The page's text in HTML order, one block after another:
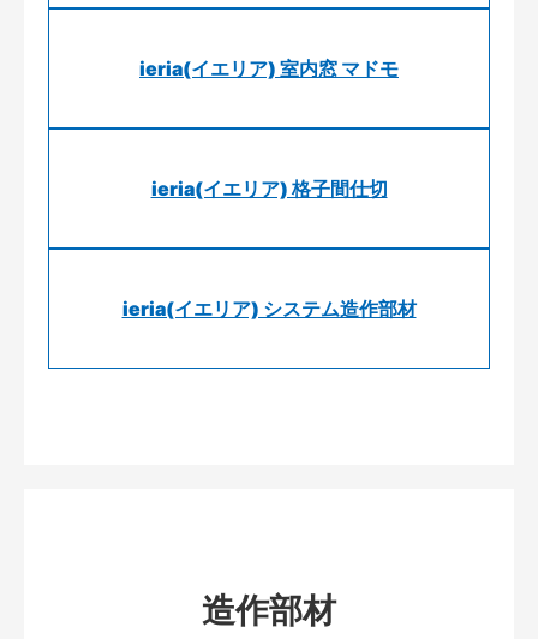
ieria(イエリア) 室内窓 マドモ
ieria(イエリア) 格子間仕切
ieria(イエリア) システム造作部材
造作部材